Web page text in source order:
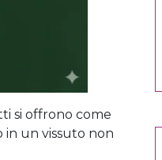
si offrono come
in un vissuto non